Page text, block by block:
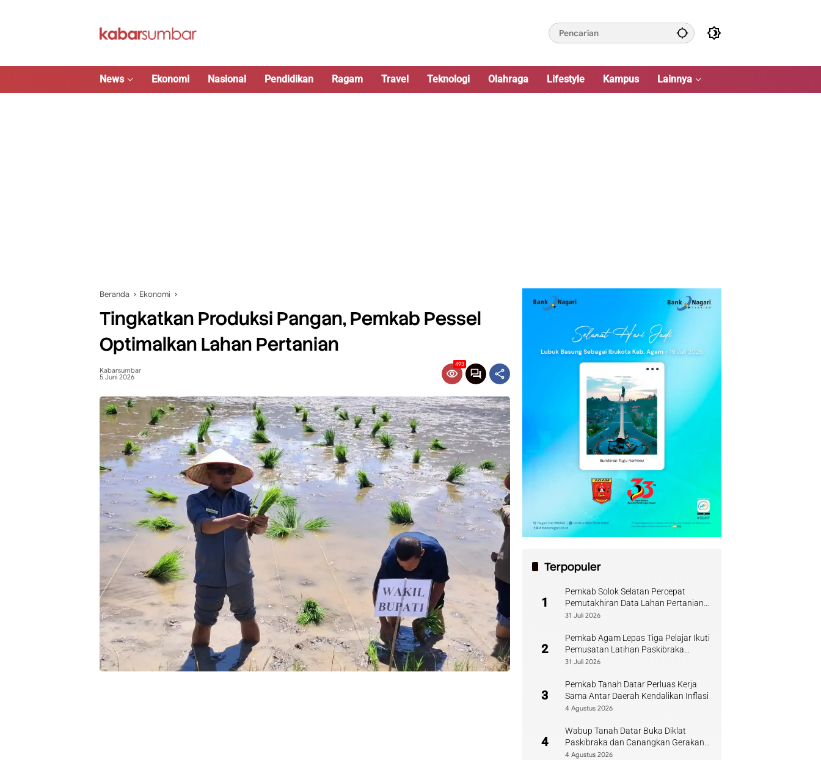
News Ekonomi Nasional Pendidikan Ragam Travel Teknologi Olahraga Lifestyle Kampus Lainnya
Beranda Ekonomi
Tingkatkan Produksi Pangan, Pemkab Pessel
Optimalkan Lahan Pertanian
Kabarsumbar
5 Juni 2026
493
Terpopuler
1
Pemkab Solok Selatan Percepat
Pemutakhiran Data Lahan Pertanian
Pangan Berkelanjutan
31 Juli 2026
2
Pemkab Agam Lepas Tiga Pelajar Ikuti
Pemusatan Latihan Paskibraka
Sumbar
31 Juli 2026
3
Pemkab Tanah Datar Perluas Kerja
Sama Antar Daerah Kendalikan Inflasi
4 Agustus 2026
4
Wabup Tanah Datar Buka Diklat
Paskibraka dan Canangkan Gerakan
Bendera
4 Agustus 2026